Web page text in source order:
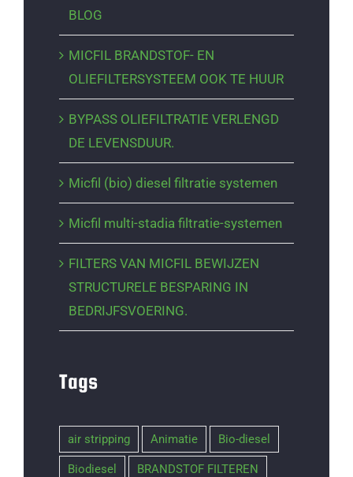
BLOG
MICFIL BRANDSTOF- EN
OLIEFILTERSYSTEEM OOK TE HUUR
BYPASS OLIEFILTRATIE VERLENGD
DE LEVENSDUUR.
Micfil (bio) diesel filtratie systemen
Micfil multi-stadia filtratie-systemen
FILTERS VAN MICFIL BEWIJZEN
STRUCTURELE BESPARING IN
BEDRIJFSVOERING.
Tags
air stripping Animatie Bio-diesel
Biodiesel BRANDSTOF FILTEREN